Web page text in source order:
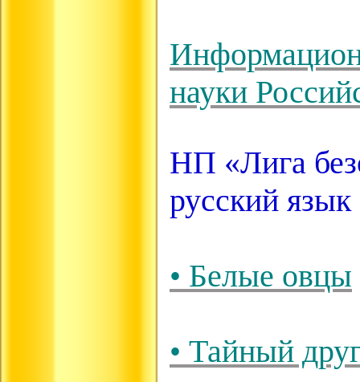
науки
НП «Лига
русский язык
• Белые овцы
• Тайный